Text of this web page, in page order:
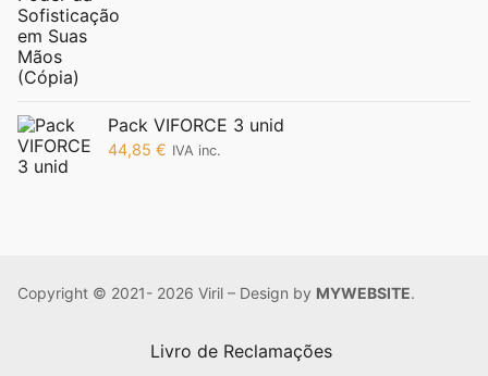
Pack VIFORCE 3 unid
44,85 € IVA inc.
Copyright © 2021- 2026 Viril – Design by MYWEBSITE.
Livro de Reclamações